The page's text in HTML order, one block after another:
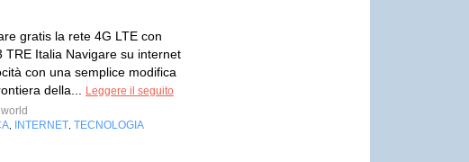
gratis la rete 4G LTE con
TRE Italia Navigare su internet
con una semplice modifica
della...
Leggere il seguito
INTERNET TECNOLOGIA